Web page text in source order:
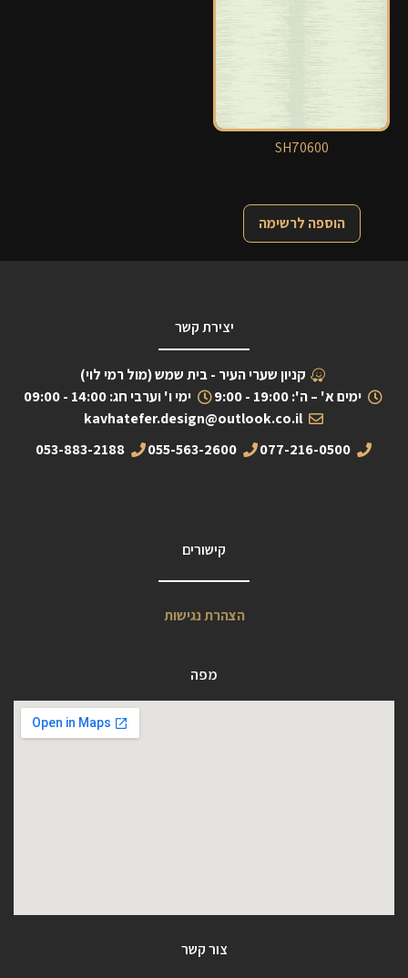
SH70600
הוספה לרשימה
יצירת קשר
קניון שערי העיר - בית שמש (מול רמי לוי)
ימים א' – ה': 19:00 - 9:00
ימי ו' וערבי חג: 14:00 - 09:00
kavhatefer.design@outlook.co.il
077-216-0500
055-563-2600
053-883-2188
קישורים
הצהרת נגישות
מפה
צור קשר